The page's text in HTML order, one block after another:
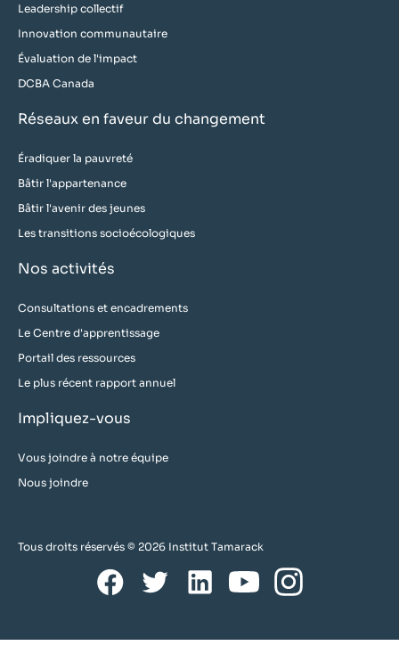
Leadership collectif
Innovation communautaire
Évaluation de l'impact
DCBA Canada
Réseaux en faveur du changement
Éradiquer la pauvreté
Bâtir l'appartenance
Bâtir l'avenir des jeunes
Les transitions socioécologiques
Nos activités
Consultations et encadrements
Le Centre d'apprentissage
Portail des ressources
Le plus récent rapport annuel
Impliquez-vous
Vous joindre à notre équipe
Nous joindre
Tous droits réservés © 2026 Institut Tamarack